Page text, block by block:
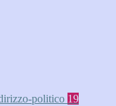
politico 19